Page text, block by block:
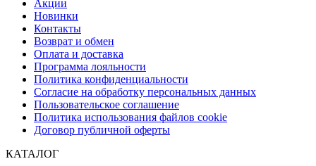
Акции
Новинки
Контакты
Возврат и обмен
Оплата и доставка
Программа лояльности
Политика конфиденциальности
Согласие на обработку персональных данных
Пользовательское соглашение
Политика использования файлов cookie
Договор публичной оферты
КАТАЛОГ